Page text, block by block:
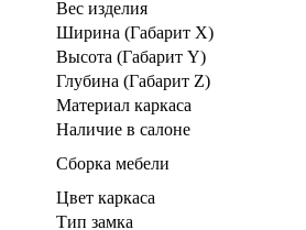
Вес изделия
Ширина (Габарит X)
Высота (Габарит Y)
Глубина (Габарит Z)
Материал каркаса
Наличие в салоне
Сборка мебели
Цвет каркаса
Тип замка